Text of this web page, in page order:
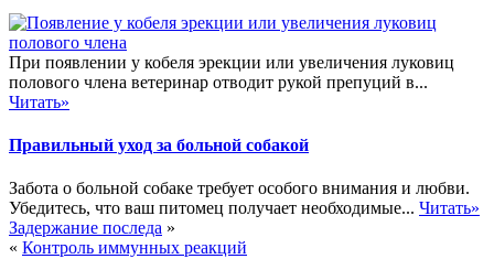
При появлении у кобеля эрекции или увеличения луковиц
полового члена ветеринар отводит рукой препуций в...
Читать»
Правильный уход за больной собакой
Забота о больной собаке требует особого внимания и любви.
Убедитесь, что ваш питомец получает необходимые... Читать»
Задержание последа »
« Контроль иммунных реакций